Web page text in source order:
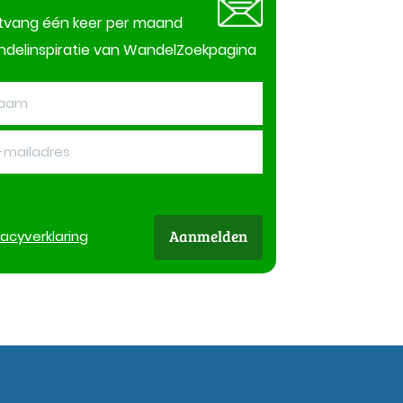
één keer per maand
van WandelZoekpagina
verklaring Aanmelden